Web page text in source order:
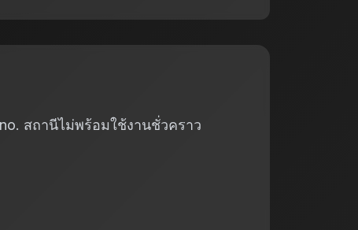
สถานีไม่พร้อมใช้งานชั่วคราว